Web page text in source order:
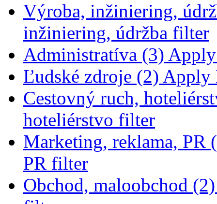
Výroba, inžiniering,
inžiniering, údržba filter
Administratíva (3)
Ľudské zdroje (2) Apply
Cestovný ruch,
hoteliérstvo filter
Marketing, reklama, PR
PR filter
Obchod, maloobchod (2)